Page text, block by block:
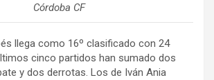
Córdoba CF
llega como 16º clasificado con 24
cinco partidos han sumado dos
y dos derrotas. Los de Iván Ania